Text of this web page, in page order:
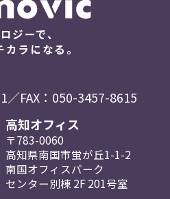
ジーで、
ラになる。
／FAX：050-3457-8615
高知オフィス
〒783-0060
高知県南国市蛍が丘1-1-2
南国オフィスパーク
センター別棟 2F201号室